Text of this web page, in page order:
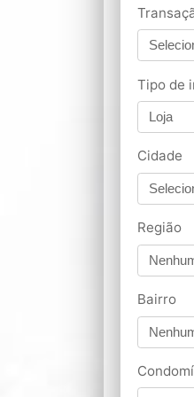
Tipo de
Loja
Cidade
Região
Bairro